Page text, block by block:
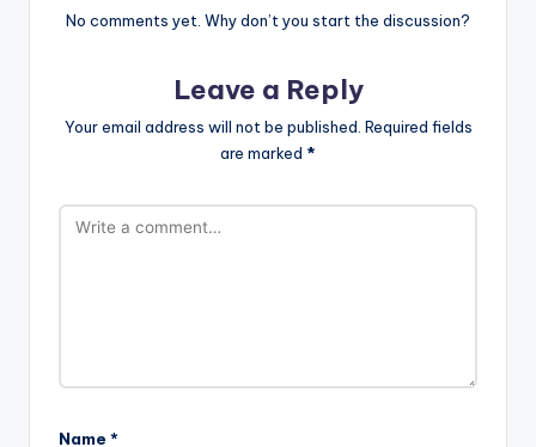
No comments yet. Why don’t you start the discussion?
Leave a Reply
Your email address will not be published. Required fields
are marked *
Name *